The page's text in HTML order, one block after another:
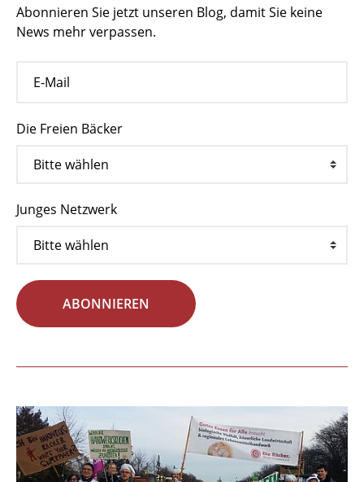
Abonnieren Sie jetzt unseren Blog, damit Sie keine
News mehr verpassen.
Die Freien Bäcker
Junges Netzwerk
ABONNIEREN